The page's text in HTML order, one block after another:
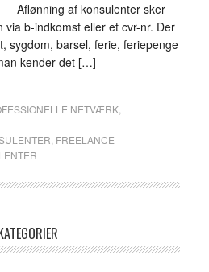
Aflønning af konsulenter sker
via b-indkomst eller et cvr-nr. Der
sygdom, barsel, ferie, feriepenge
kender det […]
NETVÆRK,
FREELANCE